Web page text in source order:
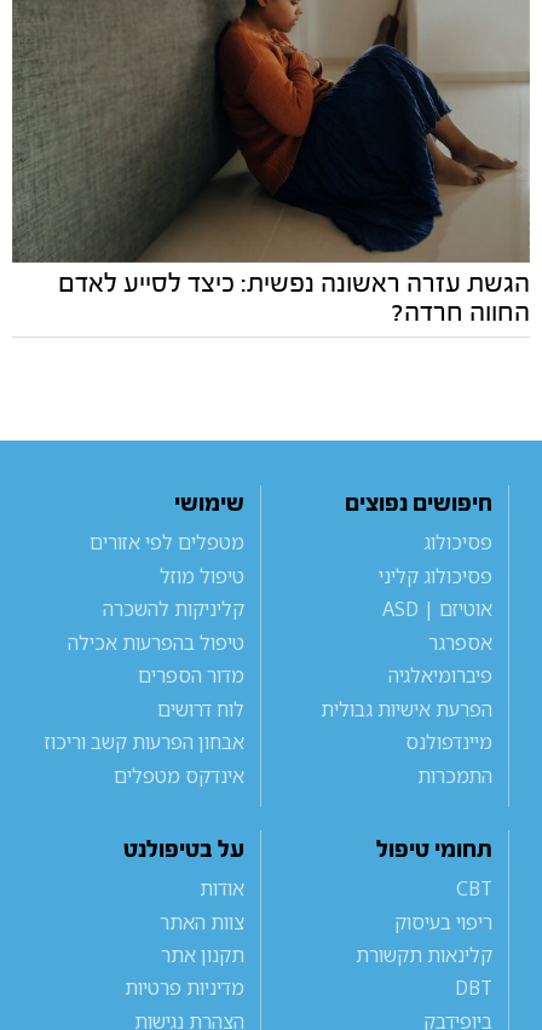
הגשת עזרה ראשונה נפשית: כיצד לסייע לאדם
החווה חרדה?
חיפושים נפוצים
פסיכולוג
פסיכולוג קליני
אוטיזם | ASD
אספרגר
פיברומיאלגיה
הפרעת אישיות גבולית
מיינדפולנס
התמכרות
שימושי
מטפלים לפי אזורים
טיפול מוזל
קליניקות להשכרה
טיפול בהפרעות אכילה
מדור הספרים
לוח דרושים
אבחון הפרעות קשב וריכוז
אינדקס מטפלים
תחומי טיפול
CBT
ריפוי בעיסוק
קלינאות תקשורת
DBT
ביופידבק
על בטיפולנט
אודות
צוות האתר
תקנון אתר
מדיניות פרטיות
הצהרת נגישות